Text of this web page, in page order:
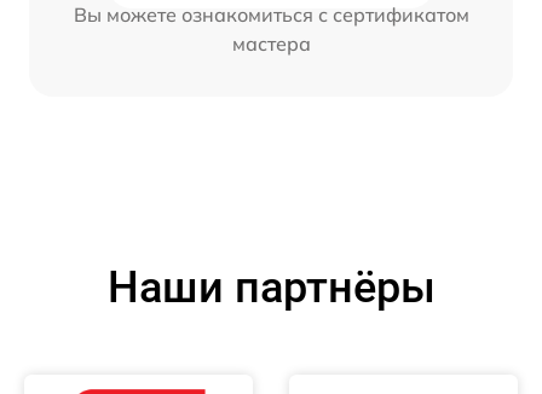
Вы можете ознакомиться с сертификатом
мастера
Наши партнёры